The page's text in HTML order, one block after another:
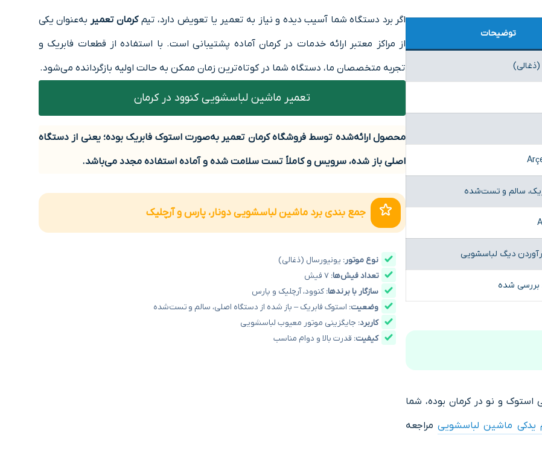
توضیحات
(ذغالی)
سالم و تست‌شده
دیگ لباسشویی
بررسی شده
و نو در کرمان بوده، شما
یدکی ماشین لباسشوییمراجعه
اگر برد دستگاه شما آسیب دیده و نیاز به تعمیر یا تعویض دارد، تیمکرمان تعمیر به‌عنوان یکی
از مراکز معتبر ارائه خدمات در کرمان آماده پشتیبانی است. با استفاده از قطعات فابریک و
تجربه متخصصان ما، دستگاه شما در کوتاه‌ترین زمان ممکن به حالت اولیه بازگردانده می‌شود.
تعمیر ماشین لباسشویی کنوود در کرمان
محصول ارائه‌شده توسط فروشگاهکرمان تعمیر به‌صورتاستوک فابریک بوده؛ یعنی از دستگاه
اصلی باز شده، سرویس و کاملاً تست سلامت شده و آماده استفاده مجدد می‌باشد.
جمع بندی برد ماشین لباسشویی دونار، پارس و آرچلیک
نوع موتور: یونیورسال (ذغالی)
تعداد فیش‌ها:
سازگار با برندها: کنوود، آرچلیک و پارس
وضعیت: استوک فابریک – باز شده از دستگاه اصلی، سالم و تست‌شده
کاربرد: جایگزینی موتور معیوب لباسشویی
کیفیت: قدرت بالا و دوام مناسب